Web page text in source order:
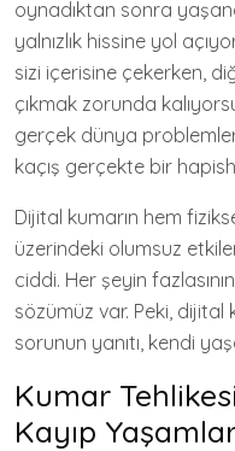
oynadıktan sonra
yalnızlık hissine yol
sizi içerisine çekerken,
çıkmak zorunda
gerçek dünya
kaçış gerçekte bir
Dijital kumarın hem
üzerindeki olumsuz
ciddi. Her şeyin
sözümüz var. Peki,
sorunun yanıtı, kendi
Kumar
Kayıp